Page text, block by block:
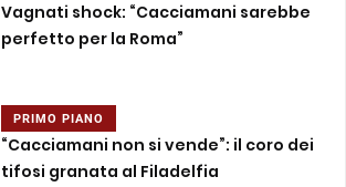
Vagnati shock: “Cacciamani sarebbe
perfetto per la Roma”
PRIMO PIANO
“Cacciamani non si vende”: il coro dei
tifosi granata al Filadelfia